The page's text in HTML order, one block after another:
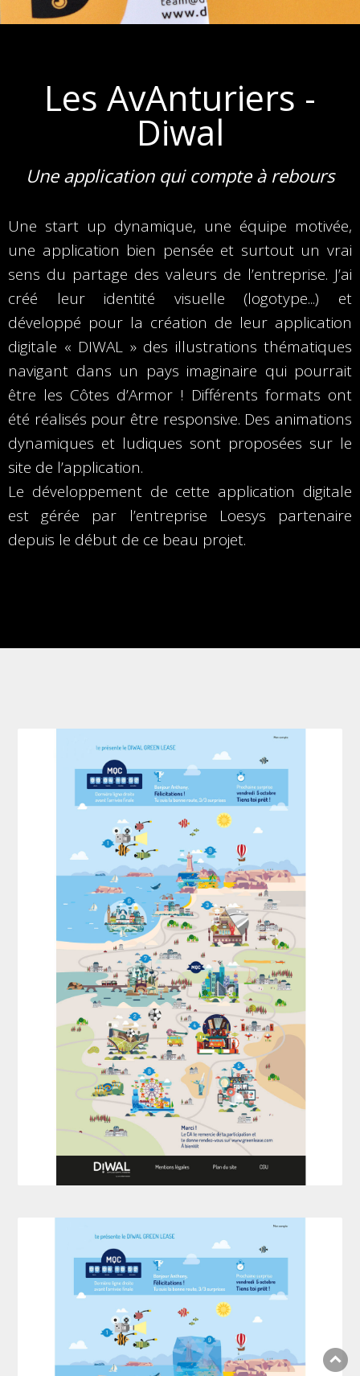
Les AvAnturiers -
Diwal
Une application qui compte à rebours
Une start up dynamique, une équipe motivée,
une application bien pensée et surtout un vrai
sens du partage des valeurs de l’entreprise. J’ai
créé leur identité visuelle (logotype...) et
développé pour la création de leur application
digitale « DIWAL » des illustrations thématiques
navigant dans un pays imaginaire qui pourrait
être les Côtes d’Armor ! Différents formats ont
été réalisés pour être responsive. Des animations
dynamiques et ludiques sont proposées sur le
site de l’application.
Le développement de cette application digitale
est gérée par l’entreprise Loesys partenaire
depuis le début de ce beau projet.